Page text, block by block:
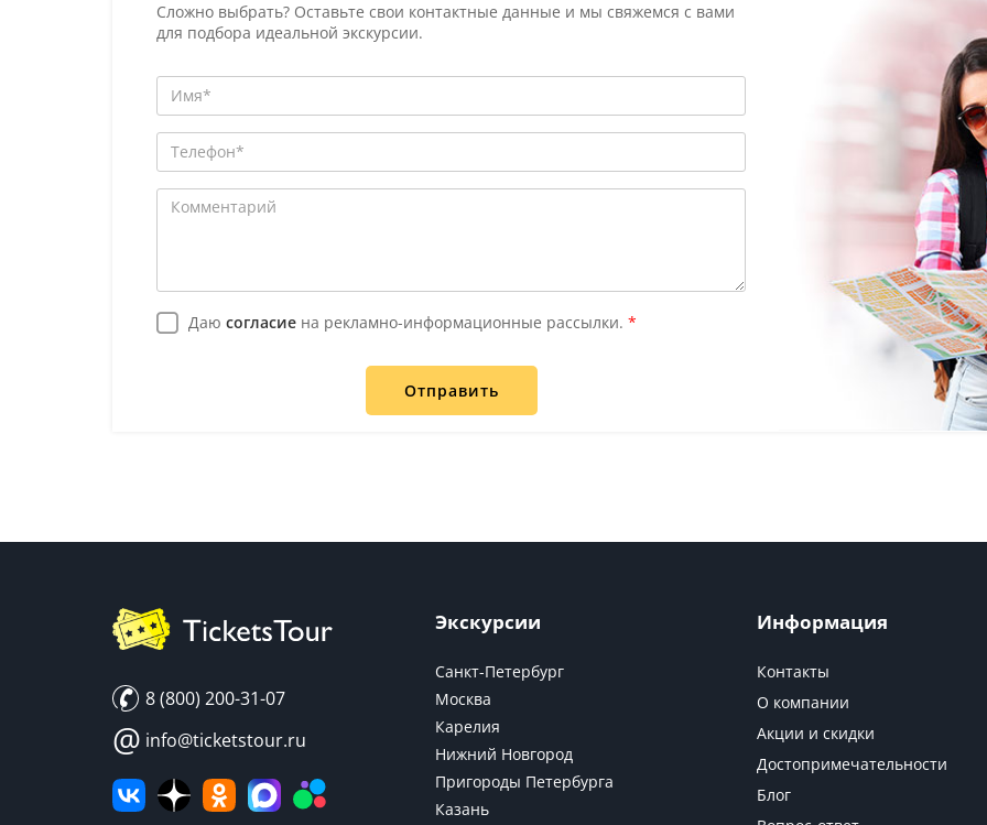
Сложно выбрать? Оставьте свои контактные данные и мы свяжемся с вами
для подбора идеальной экскурсии.
Даю согласие на рекламно-информационные рассылки. *
Отправить
8 (800) 200-31-07
@ info@ticketstour.ru
Экскурсии
Санкт-Петербург
Москва
Карелия
Нижний Новгород
Пригороды Петербурга
Казань
Информация
Контакты
О компании
Акции и скидки
Достопримечательности
Блог